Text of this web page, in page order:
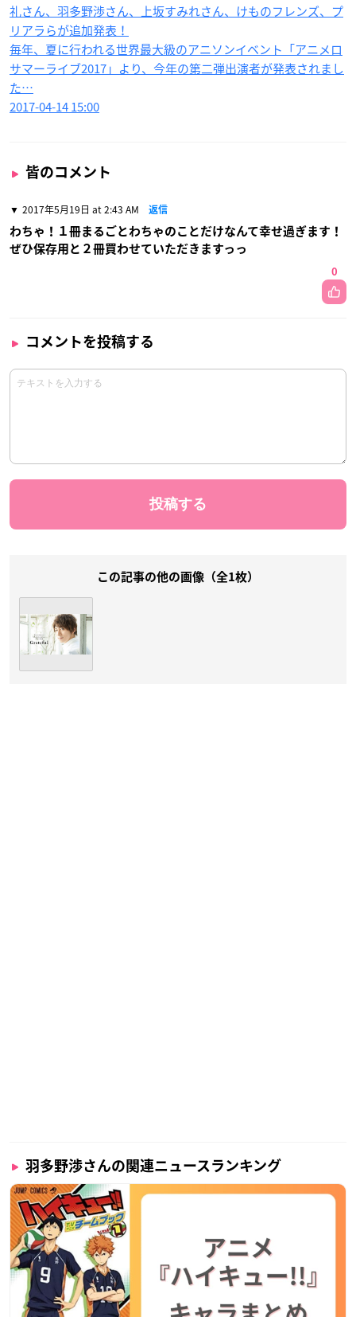
礼さん、羽多野渉さん、上坂すみれさん、けものフレンズ、プ
リアラらが追加発表！
毎年、夏に行われる世界最大級のアニソンイベント「アニメロ
サマーライブ2017」より、今年の第二弾出演者が発表されまし
た…
2017-04-14 15:00
皆のコメント
2017年5月19日 at 2:43 AM 返信
わちゃ！１冊まるごとわちゃのことだけなんて幸せ過ぎます！
ぜひ保存用と２冊買わせていただきますっっ
0
コメントを投稿する
この記事の他の画像（全1枚）
羽多野渉さんの関連ニュースランキング